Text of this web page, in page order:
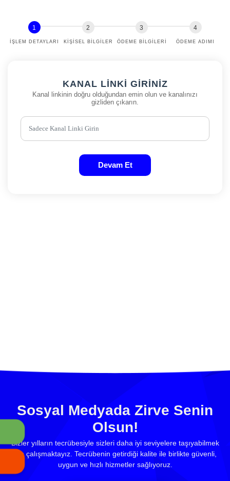
İŞLEM DETAYLARI KIŞISEL BILGILER ÖDEME BILGILERI ÖDEME ADIMI
KANAL LINKI GIRINIZ
Kanal linkinin doğru olduğundan emin olun ve kanalınızı
gizliden çıkarın.
Devam Et
Sosyal Medyada Zirve Senin
Olsun!
Bizler yılların tecrübesiyle sizleri daha iyi seviyelere taşıyabilmek
için çalışmaktayız. Tecrübenin getirdiği kalite ile birlikte güvenli,
uygun ve hızlı hizmetler sağlıyoruz.